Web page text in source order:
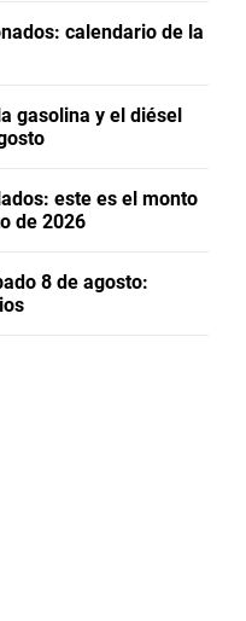
calendario de la
gasolina y el diésel
este es el monto
de 2026
8 de agosto: